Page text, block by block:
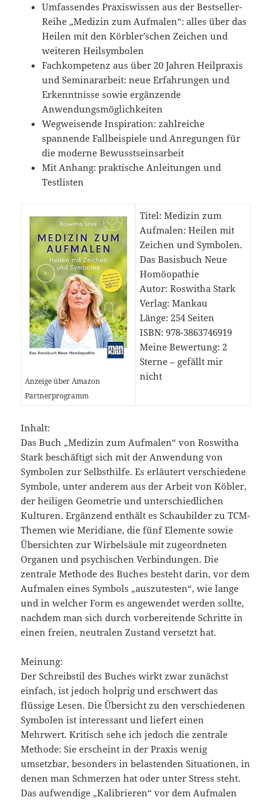
Umfassendes Praxiswissen aus der Bestseller-
Reihe „Medizin zum Aufmalen“: alles über das
Heilen mit den Körbler’schen Zeichen und
weiteren Heilsymbolen
Fachkompetenz aus über 20 Jahren Heilpraxis
und Seminararbeit: neue Erfahrungen und
Erkenntnisse sowie ergänzende
Anwendungsmöglichkeiten
Wegweisende Inspiration: zahlreiche
spannende Fallbeispiele und Anregungen für
die moderne Bewusstseinsarbeit
Mit Anhang: praktische Anleitungen und
Testlisten
Anzeige über Amazon
Partnerprogramm
Titel: Medizin zum
Aufmalen: Heilen mit
Zeichen und Symbolen.
Das Basisbuch Neue
Homöopathie
Autor: Roswitha Stark
Verlag: Mankau
Länge: 254 Seiten
ISBN: 978-3863746919
Meine Bewertung: 2
Sterne – gefällt mir
nicht
Inhalt:
Das Buch „Medizin zum Aufmalen“ von Roswitha
Stark beschäftigt sich mit der Anwendung von
Symbolen zur Selbsthilfe. Es erläutert verschiedene
Symbole, unter anderem aus der Arbeit von Köbler,
der heiligen Geometrie und unterschiedlichen
Kulturen. Ergänzend enthält es Schaubilder zu TCM-
Themen wie Meridiane, die fünf Elemente sowie
Übersichten zur Wirbelsäule mit zugeordneten
Organen und psychischen Verbindungen. Die
zentrale Methode des Buches besteht darin, vor dem
Aufmalen eines Symbols „auszutesten“, wie lange
und in welcher Form es angewendet werden sollte,
nachdem man sich durch vorbereitende Schritte in
einen freien, neutralen Zustand versetzt hat.
Meinung:
Der Schreibstil des Buches wirkt zwar zunächst
einfach, ist jedoch holprig und erschwert das
flüssige Lesen. Die Übersicht zu den verschiedenen
Symbolen ist interessant und liefert einen
Mehrwert. Kritisch sehe ich jedoch die zentrale
Methode: Sie erscheint in der Praxis wenig
umsetzbar, besonders in belastenden Situationen, in
denen man Schmerzen hat oder unter Stress steht.
Das aufwendige „Kalibrieren“ vor dem Aufmalen